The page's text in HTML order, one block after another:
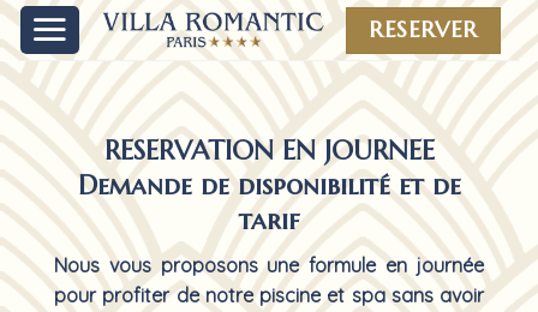
Skip
to
content
RESERVER
RESERVATION EN JOURNEE
Demande de disponibilité et de
tarif
Nous vous proposons une formule en journée
pour profiter de notre piscine et spa sans avoir